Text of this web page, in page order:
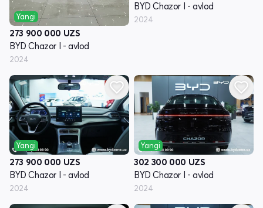
Yangi
273 900 000 UZS
BYD Chazor I - avlod
2024
BYD Chazor I - avlod
2024
Yangi
273 900 000 UZS
BYD Chazor I - avlod
2024
Yangi
302 300 000 UZS
BYD Chazor I - avlod
2024